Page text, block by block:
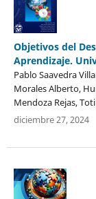
Objetivos del
Aprendizaje.
Pablo Saavedra
Morales Alberto,
Mendoza Rejas,
diciembre 27, 2024